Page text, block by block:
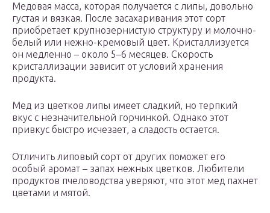
Медовая масса, которая получается с липы, довольно
густая и вязкая. После засахаривания этот сорт
приобретает крупнозернистую структуру и молочно-
белый или нежно-кремовый цвет. Кристаллизуется
он медленно – около 5–6 месяцев. Скорость
кристаллизации зависит от условий хранения
продукта.
Мед из цветков липы имеет сладкий, но терпкий
вкус с незначительной горчинкой. Однако этот
привкус быстро исчезает, а сладость остается.
Отличить липовый сорт от других поможет его
особый аромат – запах нежных цветков. Любители
продуктов пчеловодства уверяют, что этот мед пахнет
цветами и мятой.